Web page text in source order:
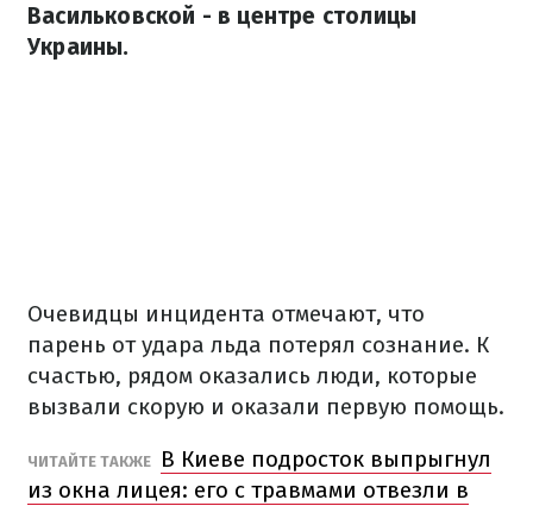
Васильковской - в центре столицы
Украины.
Очевидцы инцидента отмечают, что
парень от удара льда потерял сознание. К
счастью, рядом оказались люди, которые
вызвали скорую и оказали первую помощь.
ЧИТАЙТЕ ТАКЖЕ
В Киеве подросток выпрыгнул
из окна лицея: его с травмами отвезли в